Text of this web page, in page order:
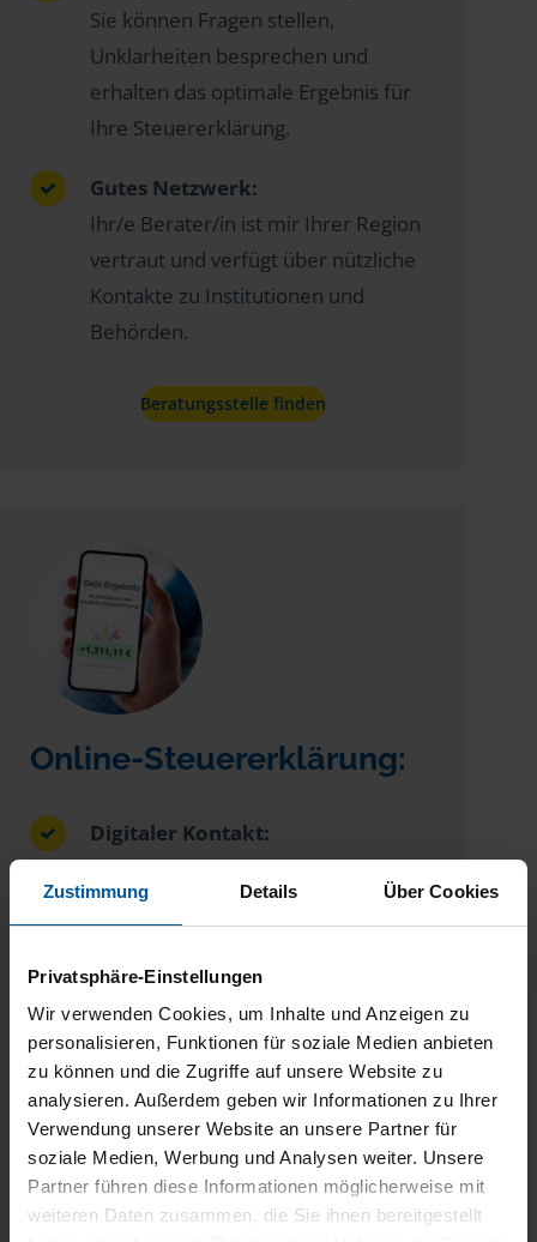
Zustimmung Details Über Cookies
Privatsphäre-Einstellungen
Wir verwenden Cookies, um Inhalte und Anzeigen zu
personalisieren, Funktionen für soziale Medien anbieten
zu können und die Zugriffe auf unsere Website zu
analysieren. Außerdem geben wir Informationen zu Ihrer
Verwendung unserer Website an unsere Partner für
soziale Medien, Werbung und Analysen weiter. Unsere
Partner führen diese Informationen möglicherweise mit
weiteren Daten zusammen, die Sie ihnen bereitgestellt
Sie können Fragen stellen,
Unklarheiten besprechen und
erhalten das optimale Ergebnis für
Ihre Steuererklärung.
Gutes Netzwerk:
Ihr/e Berater/in ist mir Ihrer Region
vertraut und verfügt über nützliche
Kontakte zu Institutionen und
Behörden.
Beratungsstelle finden
Online-Steuererklärung:
Digitaler Kontakt:
Sie können Ihre
Steuerangelegenheiten schnell und
von unterwegs erledigen.
Flexibler Zeitplan:
Sie müssen keine persönlichen
Termine vor Ort wahrnehmen, um
das optimale Steuerergebnis zu
erhalten.